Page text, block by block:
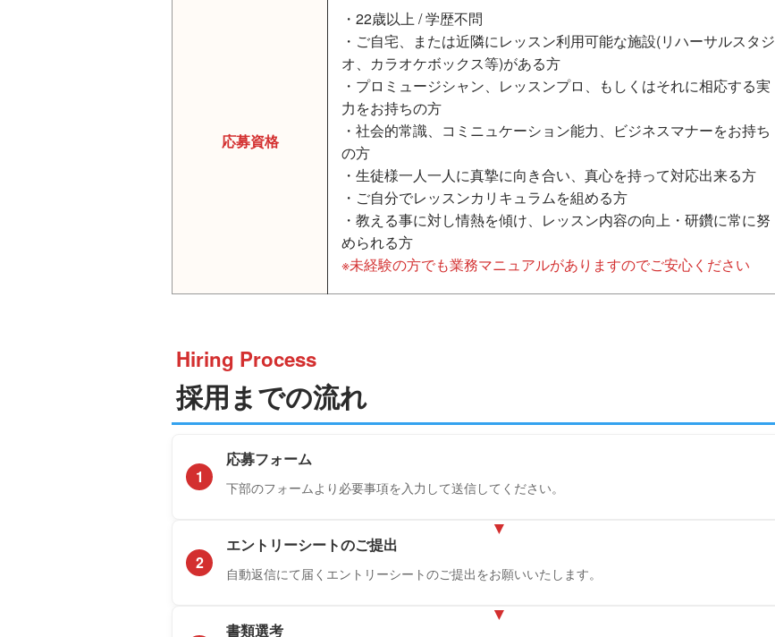
応募資格
・22歳以上 / 学歴不問
・ご自宅、または近隣にレッスン利用可能な施設(リハーサルスタジ
オ、カラオケボックス等)がある方
・プロミュージシャン、レッスンプロ、もしくはそれに相応する実
力をお持ちの方
・社会的常識、コミニュケーション能力、ビジネスマナーをお持ち
の方
・生徒様一人一人に真摯に向き合い、真心を持って対応出来る方
・ご自分でレッスンカリキュラムを組める方
・教える事に対し情熱を傾け、レッスン内容の向上・研鑽に常に努
められる方
※未経験の方でも業務マニュアルがありますのでご安心ください
Hiring Process
採用までの流れ
1
応募フォーム
下部のフォームより必要事項を入力して送信してください。
2
エントリーシートのご提出
自動返信にて届くエントリーシートのご提出をお願いいたします。
書類選考